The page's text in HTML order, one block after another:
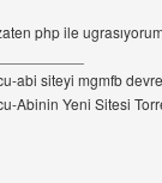
görüntüle
php ile
abi siteyi mgmfb
Abinin Yeni Sitesi